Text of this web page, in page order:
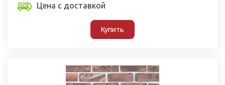
Цена с доставкой
Купить